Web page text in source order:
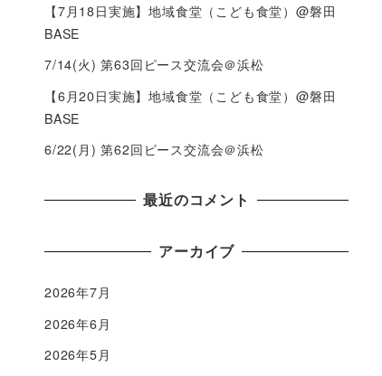
【7月18日実施】地域食堂（こども食堂）@磐田
BASE
7/14(火) 第63回ピース交流会＠浜松
【6月20日実施】地域食堂（こども食堂）@磐田
BASE
6/22(月) 第62回ピース交流会＠浜松
最近のコメント
アーカイブ
2026年7月
2026年6月
2026年5月